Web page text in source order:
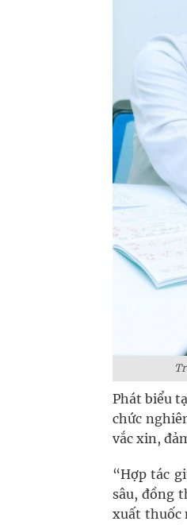
Phát biểu
chức
vắc xin,
“Hợp tác
sâu, đồng
xuất thuốc